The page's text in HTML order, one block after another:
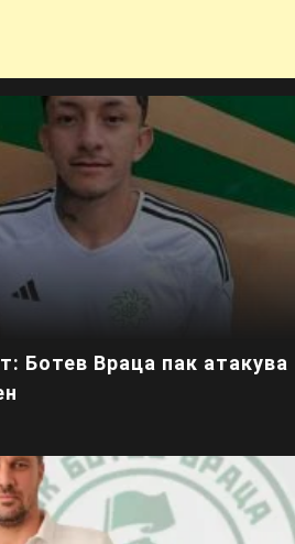
Ботев Враца пак атакува